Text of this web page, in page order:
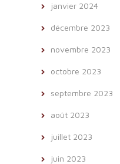
janvier 2024
décembre 2023
novembre 2023
octobre 2023
septembre 2023
août 2023
juillet 2023
juin 2023